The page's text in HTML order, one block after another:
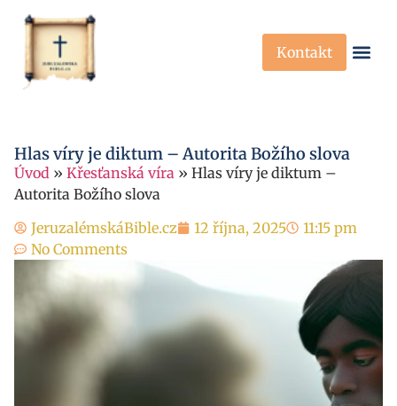
Kontakt
Hlas víry je diktum – Autorita Božího slova
Úvod » Křesťanská víra » Hlas víry je diktum –
Autorita Božího slova
JeruzalémskáBible.cz
12 října, 2025
11:15 pm
No Comments